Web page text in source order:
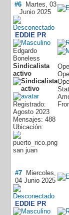
#6Martes, 03
Junio 2025
EDDIE PR
Edgardo
Boneless
Sindicalista
activo
Registrado:
Agosto 2023
Mensajes: 488
Ubicación:
san juan
#7Miercoles,
04 Junio 2025
EDDIE PR